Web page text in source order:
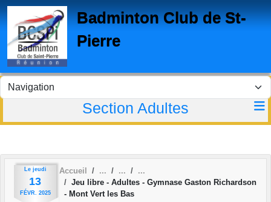
Badminton Club de St-
Pierre
Section Adultes
Le jeudi
13
FÉVR. 2025
Accueil
Jeu libre - Adultes - Gymnase Gaston Richardson
- Mont Vert les Bas
Panneau de gestion des cookies